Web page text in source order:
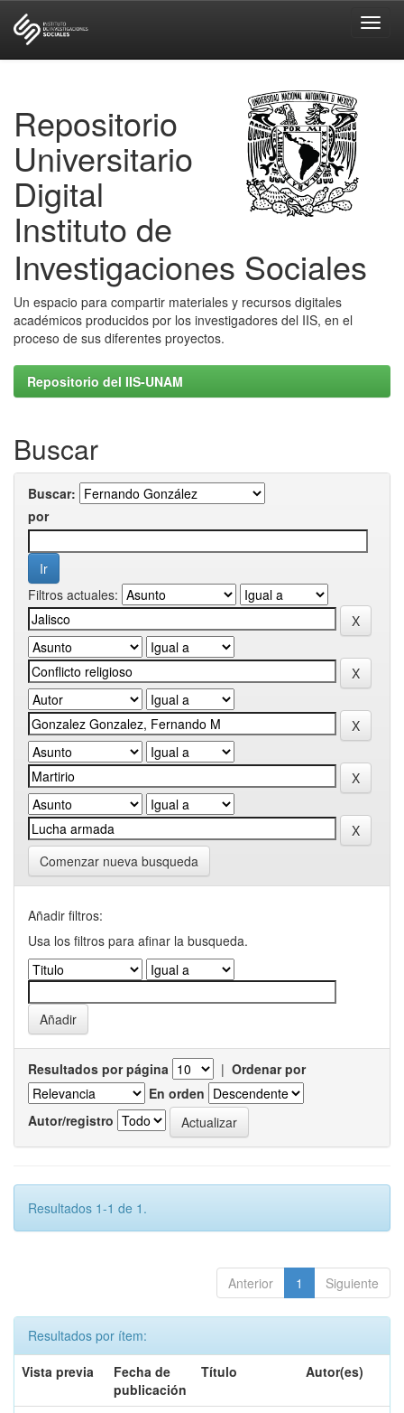
Repositorio
Universitario
Digital
Instituto de
Investigaciones Sociales
Un espacio para compartir materiales y recursos digitales
académicos producidos por los investigadores del IIS, en el
proceso de sus diferentes proyectos.
Repositorio del IIS-UNAM
Buscar
Buscar:
por
Filtros actuales:
Comenzar nueva busqueda
Añadir filtros:
Usa los filtros para afinar la busqueda.
Resultados por página | Ordenar por
En orden
Autor/registro
Resultados 1-1 de 1.
Anterior 1 Siguiente
Resultados por ítem:
Vista previa
Fecha de
publicación
Título Autor(es)